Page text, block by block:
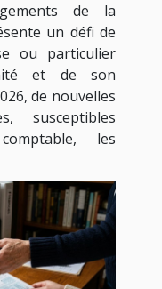
de la
un défi de
ou particulier
et de son
de nouvelles
susceptibles
les